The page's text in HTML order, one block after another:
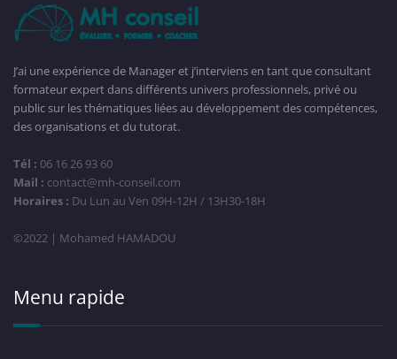
J’ai une expérience de Manager et j’interviens en tant que consultant
formateur expert dans différents univers professionnels, privé ou
public sur les thématiques liées au développement des compétences,
des organisations et du tutorat.
Tél : 06 16 26 93 60
Mail : contact@mh-conseil.com
Horaires : Du Lun au Ven 09H-12H / 13H30-18H
©2022 | Mohamed HAMADOU
Menu rapide